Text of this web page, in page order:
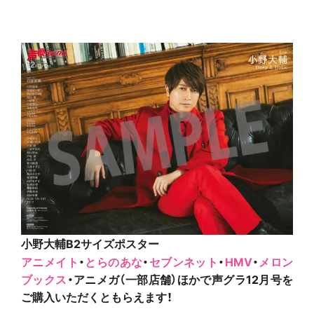
小野大輔B2サイズポスター
アニメイト ・とらのあな・セブンネット ・HMV・メロン
ブックス・アニメガ（一部店舗）ほかで声グラ12月号を
ご購入いただくと もらえます！